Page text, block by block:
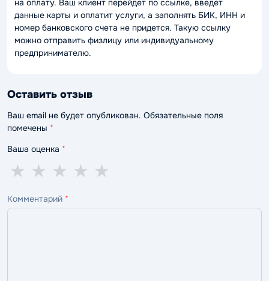
на оплату. Ваш клиент перейдет по ссылке, введет
данные карты и оплатит услуги, а заполнять БИК, ИНН и
номер банковского счета не придется. Такую ссылку
можно отправить физлицу или индивидуальному
предпринимателю.
Оставить отзыв
Ваш email не будет опубликован. Обязательные поля
помечены *
Ваша оценка *
5
—
★
4
—
★
3
—
★
2
—
★
1
—
★
Комментарий *